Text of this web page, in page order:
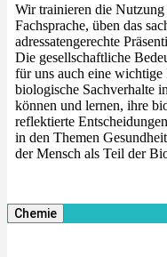
Wir trainieren die
Fachsprache, üben das
adressatengerechte
Die gesellschaftliche
für uns auch eine
biologische Sachverhalte
können und lernen, ihre
reflektierte
in den Themen
der Mensch als Teil der
Chemie